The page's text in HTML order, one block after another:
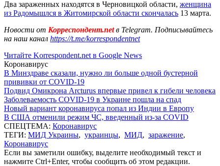
Два зараженных находятся в Черновицкой области, женщина
из Радомышлся в Житомирской области скончалась 13 марта.
Новости от Корреспондент.netв Telegram. Подписывайтесь
на наш канал https://t.me/korrespondentnet
Читайте Korrespondent.net в Google News
Коронавирус
В Минздраве сказали, нужно ли больше одной бустерной
прививки от COVID-19
Подвид Омикрона Arcturus впервые привел к гибели человека
Заболеваемость COVID-19 в Украине пошла на спад
Новый вариант коронавируса попал из Индии в Европу
В США отменили режим ЧС, введенный из-за COVID
СПЕЦТЕМА: Коронавирус
ТЕГИ: МИД Украины, украинцы, МИД, заражение,
Коронавирус
Если вы заметили ошибку, выделите необходимый текст и
нажмите Ctrl+Enter, чтобы сообщить об этом редакции.